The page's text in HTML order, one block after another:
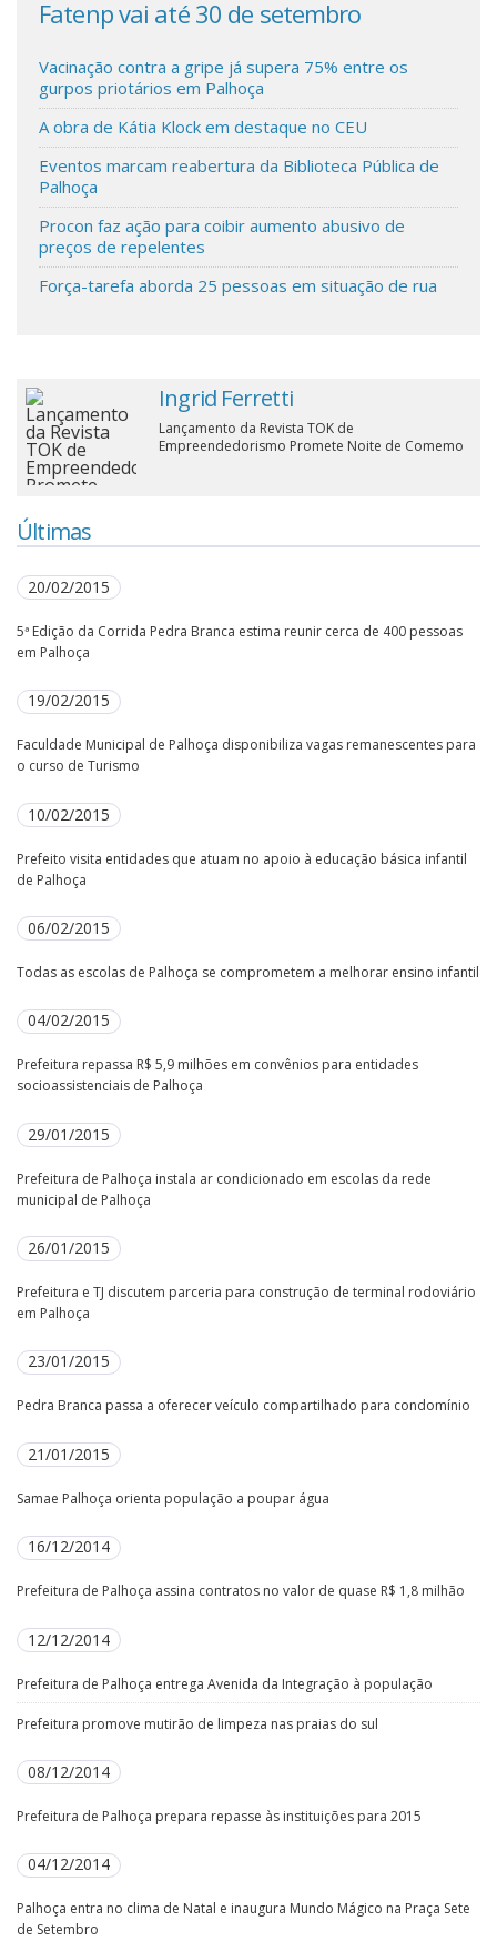
Agenda Cultural
Anuncie
Fale Conosco
Fatenp vai até 30 de setembro
Vacinação contra a gripe já supera 75% entre os
gurpos priotários em Palhoça
A obra de Kátia Klock em destaque no CEU
Eventos marcam reabertura da Biblioteca Pública de
Palhoça
Procon faz ação para coibir aumento abusivo de
preços de repelentes
Força-tarefa aborda 25 pessoas em situação de rua
Ingrid Ferretti
Lançamento da Revista TOK de
Empreendedorismo Promete Noite de Comemo
Últimas
20/02/2015
5ª Edição da Corrida Pedra Branca estima reunir cerca de 400 pessoas
em Palhoça
19/02/2015
Faculdade Municipal de Palhoça disponibiliza vagas remanescentes para
o curso de Turismo
10/02/2015
Prefeito visita entidades que atuam no apoio à educação básica infantil
de Palhoça
06/02/2015
Todas as escolas de Palhoça se comprometem a melhorar ensino infantil
04/02/2015
Prefeitura repassa R$ 5,9 milhões em convênios para entidades
socioassistenciais de Palhoça
29/01/2015
Prefeitura de Palhoça instala ar condicionado em escolas da rede
municipal de Palhoça
26/01/2015
Prefeitura e TJ discutem parceria para construção de terminal rodoviário
em Palhoça
23/01/2015
Pedra Branca passa a oferecer veículo compartilhado para condomínio
21/01/2015
Samae Palhoça orienta população a poupar água
16/12/2014
Prefeitura de Palhoça assina contratos no valor de quase R$ 1,8 milhão
12/12/2014
Prefeitura de Palhoça entrega Avenida da Integração à população
Prefeitura promove mutirão de limpeza nas praias do sul
08/12/2014
Prefeitura de Palhoça prepara repasse às instituições para 2015
04/12/2014
Palhoça entra no clima de Natal e inaugura Mundo Mágico na Praça Sete
de Setembro